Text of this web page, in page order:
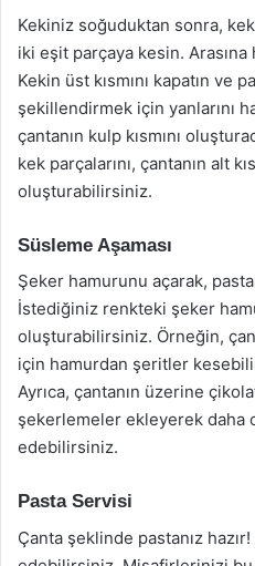
Kekiniz soğuduktan sonra,
iki eşit parçaya kesin. Arasına
Kekin üst kısmını kapatın ve
şekillendirmek için yanlarını
çantanın kulp kısmını
kek parçalarını, çantanın alt
oluşturabilirsiniz.
Süsleme Aşaması
Şeker hamurunu açarak,
İstediğiniz renkteki şeker
oluşturabilirsiniz. Örneğin,
için hamurdan şeritler
Ayrıca, çantanın üzerine
şekerlemeler ekleyerek daha
edebilirsiniz.
Pasta Servisi
Çanta şeklinde pastanız